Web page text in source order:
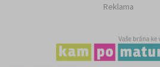
Reklama